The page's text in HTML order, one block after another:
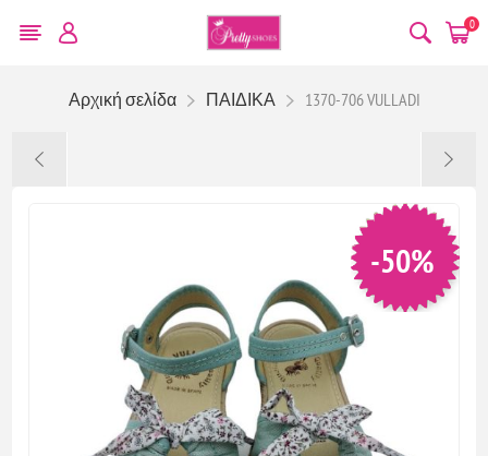
0
Αρχική σελίδα ΠΑΙΔΙΚΑ 1370-706 VULLADI
-50%